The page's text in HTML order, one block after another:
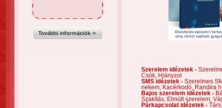
Szerelem idézetek -
Csók,
Hiányzol
SMS idézetek - Szerelmes
nekem,
Kacérkodó,
Randira
Bajos szerelem idézetek -
Szakítás,
Elmúlt szerelem,
Párkapcsolat idézetek -